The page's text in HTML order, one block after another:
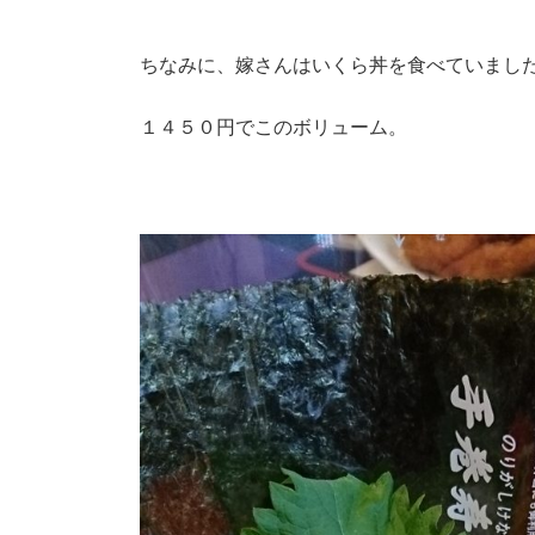
ちなみに、嫁さんはいくら丼を食べていまし
１４５０円でこのボリューム。